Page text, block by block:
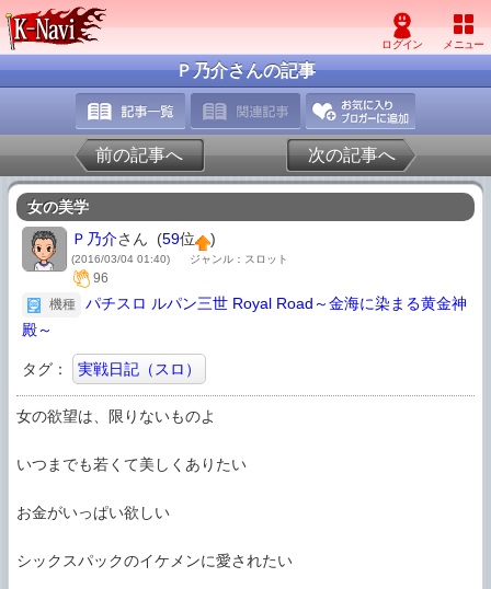
Ｐ乃介さんの記事
前の記事へ 次の記事へ
女の美学
Ｐ乃介さん (59位 )
(2016/03/04 01:40) ジャンル：スロット
96
機種
パチスロ ルパン三世 Royal Road～金海に染まる黄金神
殿～
タグ： 実戦日記（スロ）
女の欲望は、限りないものよ
いつまでも若くて美しくありたい
お金がいっぱい欲しい
シックスパックのイケメンに愛されたい